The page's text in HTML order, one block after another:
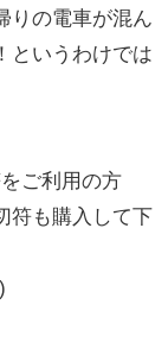
の電車が混ん
というわけでは
ご利用の方
符も購入して下